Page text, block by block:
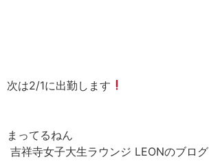
次は2/1に出勤します
まってるねん
吉祥寺女子大生ラウンジ LEONのブログ